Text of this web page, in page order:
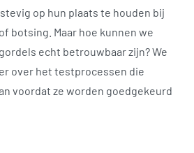
op hun plaats te houden bij
botsing. Maar hoe kunnen we
echt betrouwbaar zijn? We
over het testprocessen die
voordat ze worden goedgekeurd